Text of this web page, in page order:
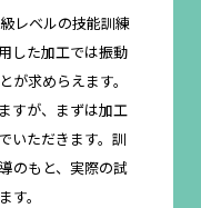
レベルの技能訓練
した加工では振動
が求めらえます。
すが、まずは加工
いただきます。訓
のもと、実際の試
。